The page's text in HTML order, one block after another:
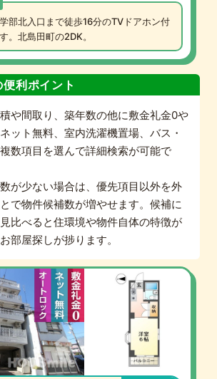
部北入口まで徒歩16分のTVドアホン付
。北島田町の2DK。
利ポイント
や間取り、築年数の他に敷金礼金0や
ット無料、室内洗濯機置場、バス・
数項目を選んで詳細検索が可能で
が少ない場合は、優先項目以外を外
で物件候補数が増やせます。候補に
比べると住環境や物件自体の特徴が
部屋探しが捗ります。